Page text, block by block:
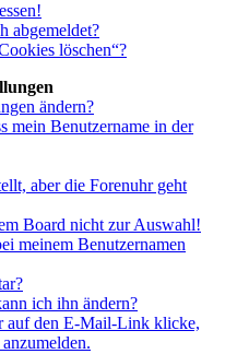
abgemeldet?
löschen“?
ändern?
mein Benutzername in der
aber die Forenuhr geht
Board nicht zur Auswahl!
meinem Benutzernamen
ich ihn ändern?
auf den E-Mail-Link klicke,